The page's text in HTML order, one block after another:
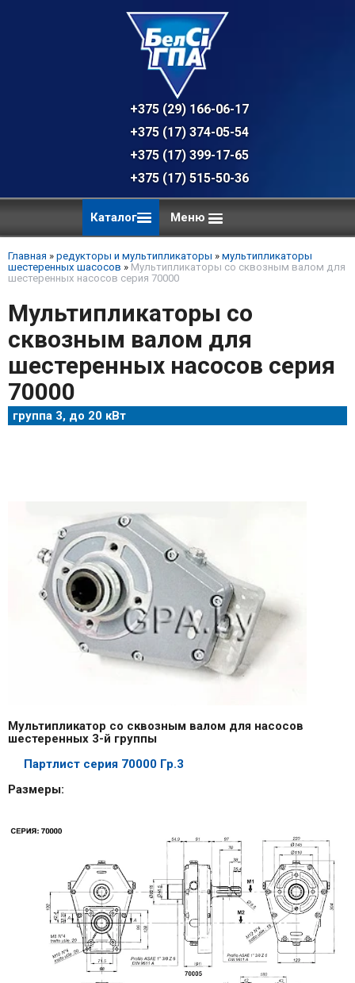
+375 (29) 166-06-17 - техническая
+375 (17) 374-05-54 - общий отдел,
+375 (17) 399-17-65
+375 (17) 515-50-36
Каталог Меню
Главная » редукторы и мультипликаторы » мультипликаторы
шестеренных шасосов » Мультипликаторы со сквозным валом для
шестеренных насосов cерия 70000
Мультипликаторы со
сквозным валом для
шестеренных насосов cерия
70000
группа 3, до 20 кВт
Мультипликатор со сквозным валом для насосов
шестеренных 3-й группы
Партлист серия 70000 Гр.3
Размеры: